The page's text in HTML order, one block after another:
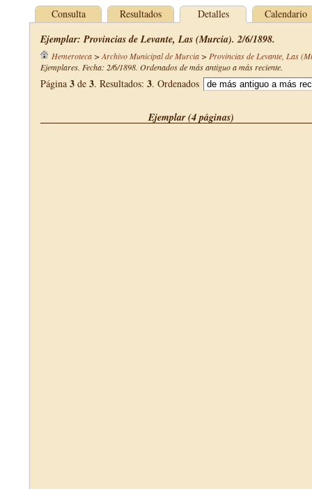
Consulta Resultados Detalles Calendario
Ejemplar: Provincias de Levante, Las (Murcia). 2/6/1898.
Hemeroteca> Archivo Municipal de Murcia> Provincias de Levante, Las
Ejemplares. Fecha: 2/6/1898. Ordenados de más antiguo a más reciente.
Página 3 de 3. Resultados: 3. Ordenados
Ejemplar (4 páginas)